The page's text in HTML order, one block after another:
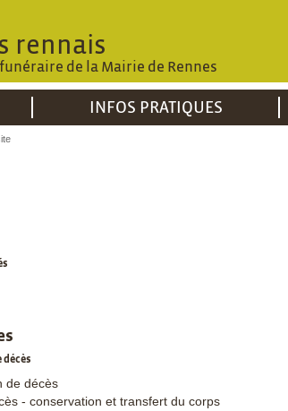
rennais
de la Mairie de Rennes
INFOS PRATIQUES
décès
de décès
- conservation et transfert du corps